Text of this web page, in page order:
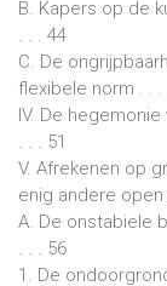
B. Kapers op de
. . . 44
C. De
flexibele norm . . .
IV. De
. . . 51
V. Afrekenen op
enig andere
A. De onstabiele
. . . 56
1. De